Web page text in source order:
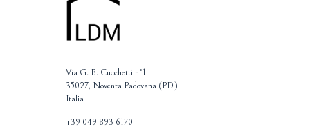
Via G. B. Cucchetti n°1
35027, Noventa Padovana (PD)
Italia
+39 049 893 6170